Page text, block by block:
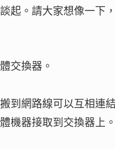
起。請大家想像一下
交換器。
到網路線可以互相連
機器接取到交換器上。